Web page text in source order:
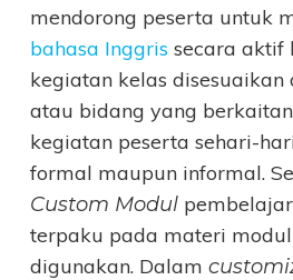
mendorong peserta untuk
bahasa Inggris secara aktif
kegiatan kelas disesuaikan
atau bidang yang
kegiatan peserta sehari-
formal maupun informal.
Custom Modul
terpaku pada materi
digunakan. Dalam